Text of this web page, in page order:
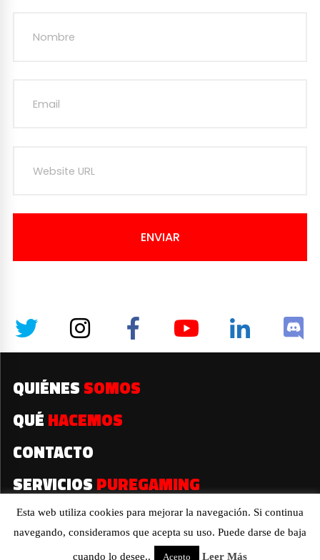
ENVIAR
QUIÉNES SOMOS
QUÉ HACEMOS
CONTACTO
SERVICIOS PUREGAMING
2019© Todos los derechos reservados
Esta web utiliza cookies para mejorar la navegación. Si continua
navegando, consideramos que acepta su uso. Puede darse de baja
cuando lo desee.. Acepto Leer Más